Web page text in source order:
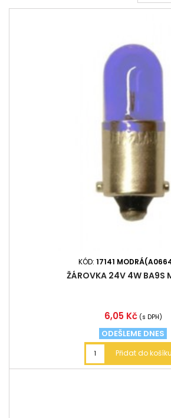
KÓD: 17141
ŽÁROVKA 24V 4W BA9S
Cena
6,05 Kč (s DPH)
ODEŠLEME DNES
Přidat do košíku